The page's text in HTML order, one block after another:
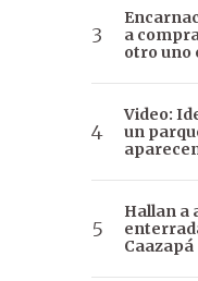
a
otro uno
Video:
un
Hallan a
Caazapá